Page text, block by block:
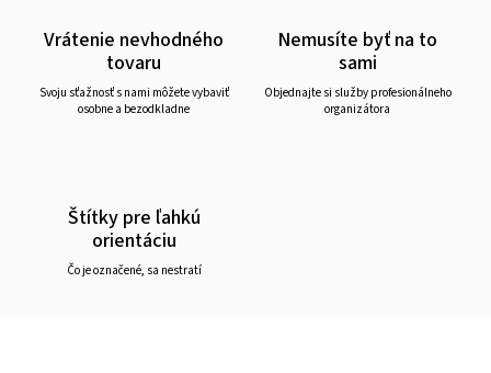
Vrátenie nevhodného
tovaru
Svoju sťažnosť s nami môžete vybaviť
osobne a bezodkladne
Nemusíte byť na to
sami
Objednajte si služby profesionálneho
organizátora
Štítky pre ľahkú
orientáciu
Čo je označené, sa nestratí